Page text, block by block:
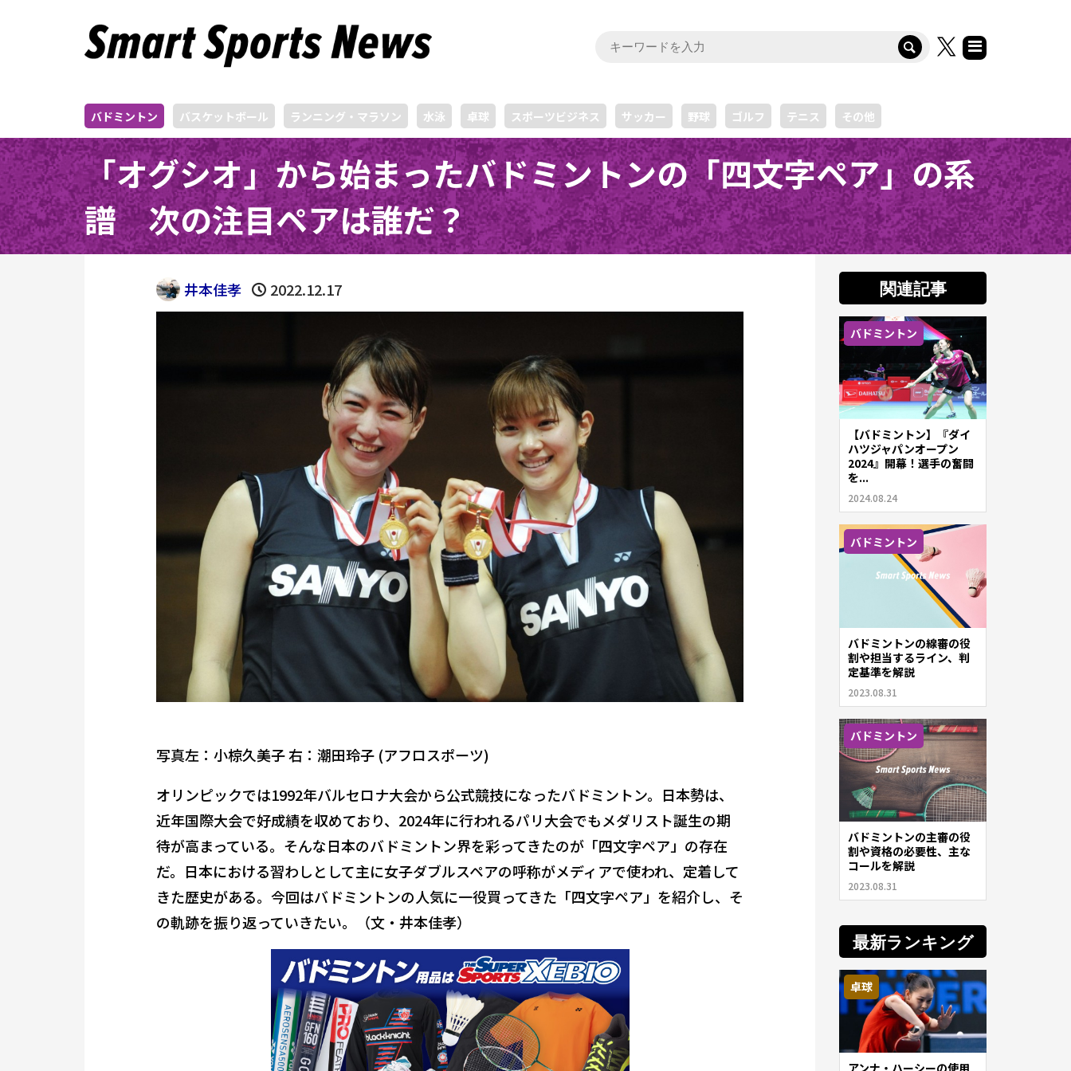
バドミントン バスケットボール ランニング・マラソン 水泳 卓球 スポーツビジネス サッカー 野球 ゴルフ テニス その他
「オグシオ」から始まったバドミントンの「四文字ペア」の系
譜 次の注目ペアは誰だ？
井本佳孝 2022.12.17
写真左：小椋久美子 右：潮田玲子 (アフロスポーツ)
オリンピックでは1992年バルセロナ大会から公式競技になったバドミントン。日本勢は、
近年国際大会で好成績を収めており、2024年に行われるパリ大会でもメダリスト誕生の期
待が高まっている。そんな日本のバドミントン界を彩ってきたのが「四文字ペア」の存在
だ。日本における習わしとして主に女子ダブルスペアの呼称がメディアで使われ、定着して
きた歴史がある。今回はバドミントンの人気に一役買ってきた「四文字ペア」を紹介し、そ
の軌跡を振り返っていきたい。（文・井本佳孝）
関連記事
バドミントン
【バドミントン】『ダイ
ハツジャパンオープン
2024』開幕！選手の奮闘
を...
2024.08.24
バドミントン
バドミントンの線審の役
割や担当するライン、判
定基準を解説
2023.08.31
バドミントン
バドミントンの主審の役
割や資格の必要性、主な
コールを解説
2023.08.31
最新ランキング
卓球
アンナ・ハーシーの使用